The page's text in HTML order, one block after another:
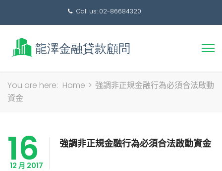
Call us: 02-86684320
搜
You are here: Home > 強調非正規金融行為必須合法啟動
資金
16
12 月 2017
強調非正規金融行為必須合法啟動資金